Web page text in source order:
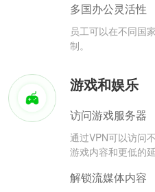
多国办公灵活性
员工可以在不同国
制。
游戏和娱乐
访问游戏服务器
通过VPN可以访问
游戏内容和更低的延
解锁流媒体内容